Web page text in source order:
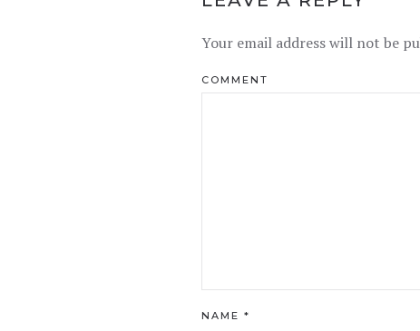
Your email address will not be
COMMENT
NAME *